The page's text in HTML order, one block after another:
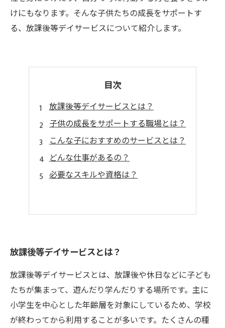
けにもなります。そんな子供たちの成長をサポートす
る、放課後等デイサービスについて紹介します。
目次
放課後等デイサービスとは？
子供の成長をサポートする職場とは？
こんな子におすすめのサービスとは？
どんな仕事があるの？
必要なスキルや資格は？
放課後等デイサービスとは？
放課後等デイサービスとは、放課後や休日などに子ども
たちが集まって、遊んだり学んだりする場所です。主に
小学生を中心とした年齢層を対象にしているため、学校
が終わってから利用することが多いです。たくさんの種